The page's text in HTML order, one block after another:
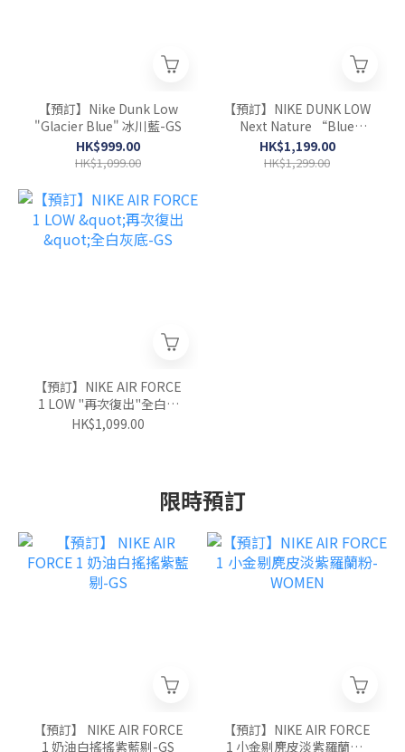
【預訂】Nike Dunk Low
"Glacier Blue" 冰川藍-GS
HK$999.00
HK$1,099.00
【預訂】NIKE DUNK LOW
Next Nature “Blue
Tint” 冰藍白-WOMEN
HK$1,199.00
HK$1,299.00
【預訂】NIKE AIR FORCE
1 LOW "再次復出"全白灰
底-GS
HK$1,099.00
限時預訂
【預訂】 NIKE AIR FORCE
1 奶油白搖搖紫藍剔-GS
【預訂】NIKE AIR FORCE
1 小金剔麂皮淡紫羅蘭粉-